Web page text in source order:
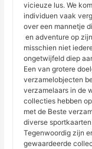
vicieuze lus. We
individuen vaak
over een mannetje
en adventure op
misschien niet
ongetwijfeld diep
Een van grotere
verzamelobjecten
verzamelaars in de
collecties hebben
met de Beste
diverse
Tegenwoordig zijn
gewaardeerde